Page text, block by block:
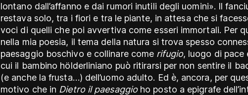
lontano dall’affanno e dai rumori inutili degli uomini». Il
restava solo, tra i fiori e tra le piante, in attesa che si
voci di quelli che poi avvertiva come esseri immortali. Per
nella mia poesia, il tema della natura si trova spesso
paesaggio boschivo e collinare come rifugio, luogo di pace
cui il bambino hölderliniano può ritirarsi per non sentire il
(e anche la frusta…) dell’uomo adulto. Ed è, ancora, per
motivo che in Dietro il paesaggio ho posto a epigrafe